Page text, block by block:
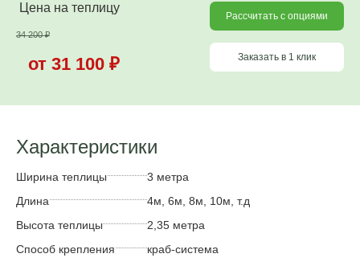
Цена на теплицу
34 200₽
от 31 100 ₽
Рассчитать с опциями
Заказать в 1 клик
Характеристики
Ширина теплицы
3 метра
Длина
4м, 6м, 8м, 10м, т.д
Высота теплицы
2,35 метра
Способ крепления
краб-система